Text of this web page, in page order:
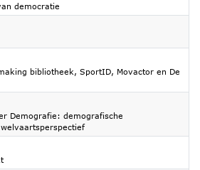
democratie
bibliotheek, SportID, Movactor en De
Demografie: demografische